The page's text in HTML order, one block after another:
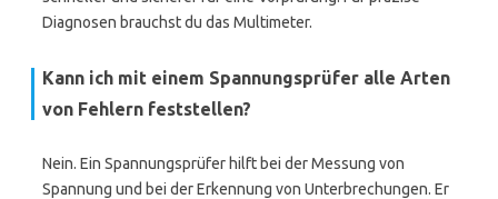
Diagnosen brauchst du das Multimeter.
Kann ich mit einem Spannungsprüfer alle Arten
von Fehlern feststellen?
Nein. Ein Spannungsprüfer hilft bei der Messung von
Spannung und bei der Erkennung von Unterbrechungen. Er